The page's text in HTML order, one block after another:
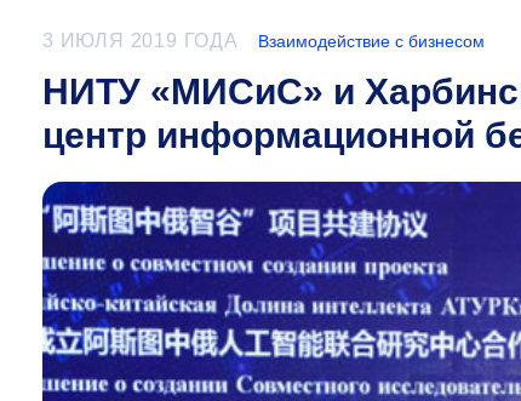
3 ИЮЛЯ 2019 ГОДА Взаимодействие с бизнесом
НИТУ «МИСиС» и
центр информационной